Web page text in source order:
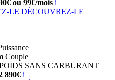
ou 99€/mois i
LE DÉCOUVREZ-LE
Couple
POIDS SANS CARBURANT
890€ i